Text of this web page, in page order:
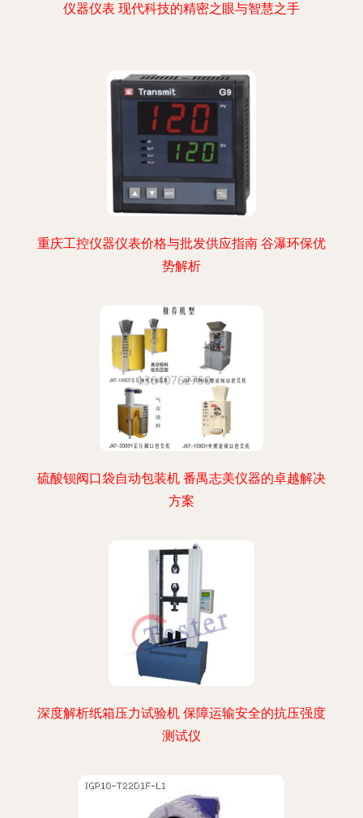
仪器仪表 现代科技的精密之眼与智慧之手
重庆工控仪器仪表价格与批发供应指南 谷瀑环保优
势解析
硫酸钡阀口袋自动包装机 番禺志美仪器的卓越解决
方案
深度解析纸箱压力试验机 保障运输安全的抗压强度
测试仪